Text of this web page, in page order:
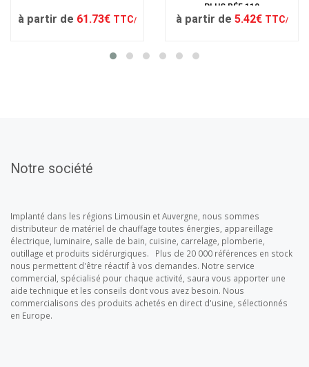
à partir de 61.73€ TTC/
PLUS RÉF 110
à partir de 5.42€ TTC/
Notre société
Implanté dans les régions Limousin et Auvergne, nous sommes
distributeur de matériel de chauffage toutes énergies, appareillage
électrique, luminaire, salle de bain, cuisine, carrelage, plomberie,
outillage et produits sidérurgiques. Plus de 20 000 références en stock
nous permettent d'être réactif à vos demandes. Notre service
commercial, spécialisé pour chaque activité, saura vous apporter une
aide technique et les conseils dont vous avez besoin. Nous
commercialisons des produits achetés en direct d'usine, sélectionnés
en Europe.